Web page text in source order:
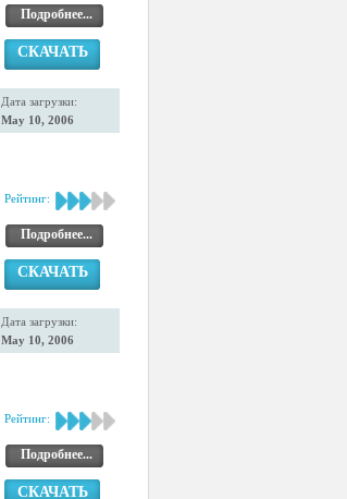
Подробнее...
СКАЧАТЬ
Дата загрузки:
May 10, 2006
Рейтинг:
Подробнее...
СКАЧАТЬ
Дата загрузки:
May 10, 2006
Рейтинг:
Подробнее...
СКАЧАТЬ